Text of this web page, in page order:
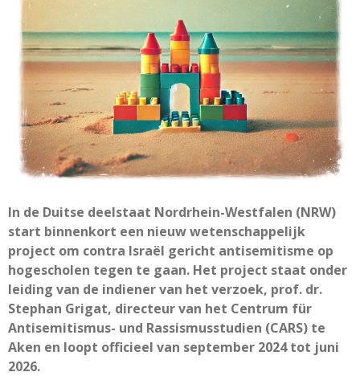
In de Duitse deelstaat Nordrhein-Westfalen (NRW)
start binnenkort een nieuw wetenschappelijk
project om contra Israël gericht antisemitisme op
hogescholen tegen te gaan. Het project staat onder
leiding van de indiener van het verzoek, prof. dr.
Stephan Grigat, directeur van het Centrum für
Antisemitismus- und Rassismusstudien (CARS) te
Aken en loopt officieel van september 2024 tot juni
2026.